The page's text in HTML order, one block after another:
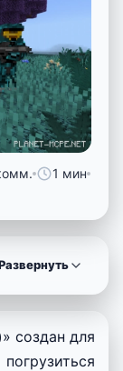
1 мин
» создан для